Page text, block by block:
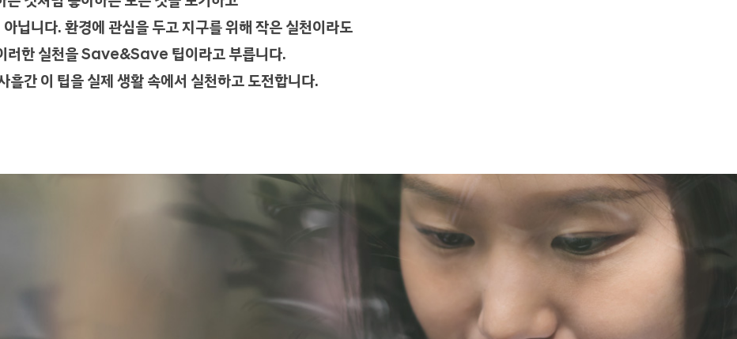
닙니다. 환경에 관심을 두고 지구를 위해 작은 실천이라도
러한 실천을 Save&Save 팁이라고 부릅니다.
흘간 이 팁을 실제 생활 속에서 실천하고 도전합니다.